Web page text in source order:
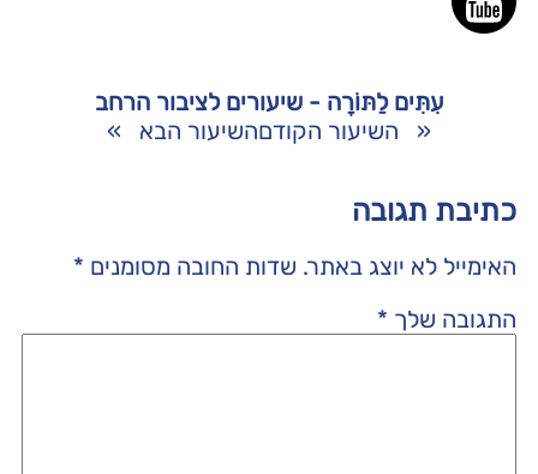
עִתִּים לַתּוֹרָה - שיעורים לציבור הרחב
« השיעור הקודםהשיעור הבא »
כתיבת תגובה
האימייל לא יוצג באתר. שדות החובה מסומנים *
התגובה שלך *